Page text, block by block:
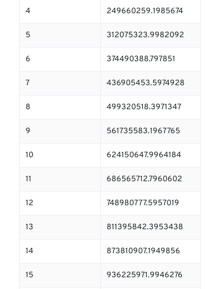
4 249660259.1985674
5 312075323.9982092
6 374490388.797851
7 436905453.5974928
8 499320518.3971347
9 561735583.1967765
10 624150647.9964184
11 686565712.7960602
12 748980777.5957019
13 811395842.3953438
14 873810907.1949856
15 936225971.9946276